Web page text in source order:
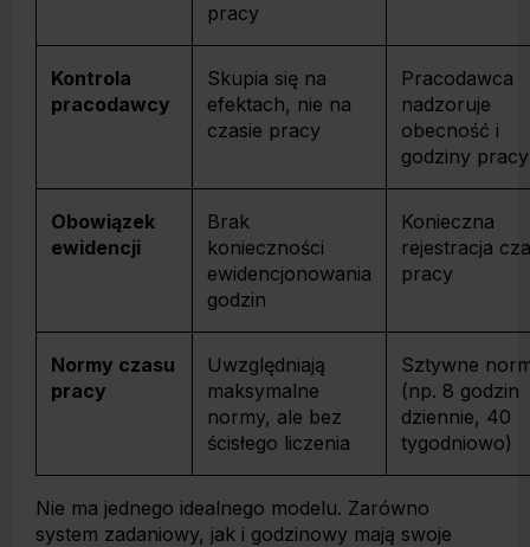
pracy
Kontrola
pracodawcy
Skupia się na
efektach, nie na
czasie pracy
Pracodawca
nadzoruje
obecność i
godziny pracy
Obowiązek
ewidencji
Brak
konieczności
ewidencjonowania
godzin
Konieczna
rejestracja
pracy
Normy czasu
pracy
Uwzględniają
maksymalne
normy, ale bez
ścisłego liczenia
Sztywne
(np. 8 godzin
dziennie, 40
tygodniowo)
Nie ma jednego idealnego modelu. Zarówno
system zadaniowy, jak i godzinowy mają swoje